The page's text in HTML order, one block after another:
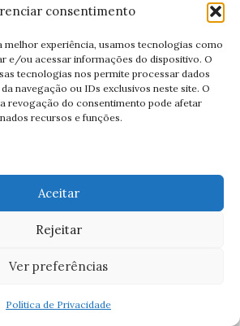
consentimento
melhor experiência, usamos tecnologias como
e/ou acessar informações do dispositivo. O
tecnologias nos permite processar dados
navegação ou IDs exclusivos neste site. O
revogação do consentimento pode afetar
recursos e funções.
Aceitar
Rejeitar
Ver preferências
Política de Privacidade
Você
que sentir a angústia apertar,
ao acordar e antes de dormir.
o remédio para ansiedade?
complemento espiritual
deve
médico prescrito por um
através da ciência.
momento do dia para rezar pela